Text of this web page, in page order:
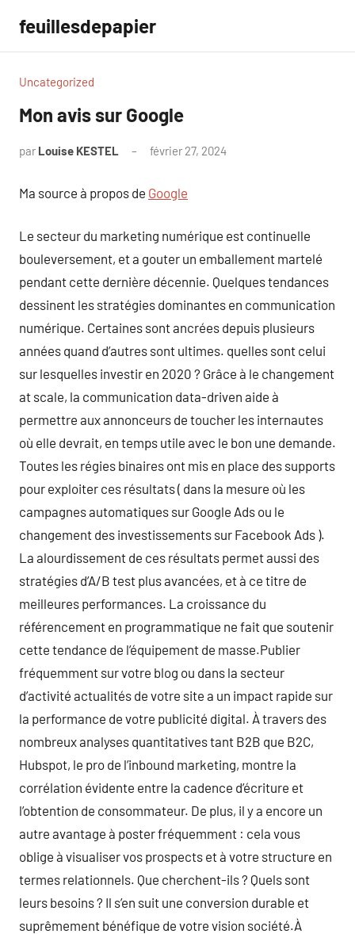
contenu
feuillesdepapier
Uncategorized
Mon avis sur Google
par Louise KESTEL février 27, 2024
Ma source à propos de Google
Le secteur du marketing numérique est continuelle
bouleversement, et a gouter un emballement martelé
pendant cette dernière décennie. Quelques tendances
dessinent les stratégies dominantes en communication
numérique. Certaines sont ancrées depuis plusieurs
années quand d’autres sont ultimes. quelles sont celui
sur lesquelles investir en 2020 ? Grâce à le changement
at scale, la communication data-driven aide à
permettre aux annonceurs de toucher les internautes
où elle devrait, en temps utile avec le bon une demande.
Toutes les régies binaires ont mis en place des supports
pour exploiter ces résultats ( dans la mesure où les
campagnes automatiques sur Google Ads ou le
changement des investissements sur Facebook Ads ).
La alourdissement de ces résultats permet aussi des
stratégies d’A/B test plus avancées, et à ce titre de
meilleures performances. La croissance du
référencement en programmatique ne fait que soutenir
cette tendance de l’équipement de masse.Publier
fréquemment sur votre blog ou dans la secteur
d’activité actualités de votre site a un impact rapide sur
la performance de votre publicité digital. À travers des
nombreux analyses quantitatives tant B2B que B2C,
Hubspot, le pro de l’inbound marketing, montre la
corrélation évidente entre la cadence d’écriture et
l’obtention de consommateur. De plus, il y a encore un
autre avantage à poster fréquemment : cela vous
oblige à visualiser vos prospects et à votre structure en
termes relationnels. Que cherchent-ils ? Quels sont
leurs besoins ? Il s’en suit une conversion durable et
suprêmement bénéfique de votre vision société.À